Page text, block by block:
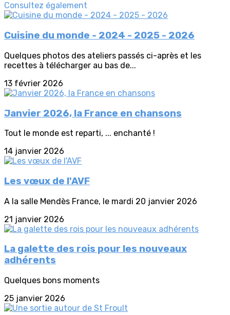
Consultez également
Cuisine du monde - 2024 - 2025 - 2026
Quelques photos des ateliers passés ci-après et les
recettes à télécharger au bas de...
13 février 2026
Janvier 2026, la France en chansons
Tout le monde est reparti, ... enchanté !
14 janvier 2026
Les vœux de l'AVF
A la salle Mendès France, le mardi 20 janvier 2026
21 janvier 2026
La galette des rois pour les nouveaux
adhérents
Quelques bons moments
25 janvier 2026